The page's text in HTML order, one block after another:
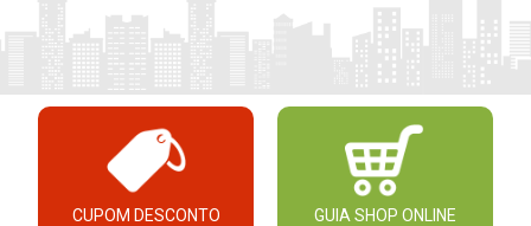
CUPOM DESCONTO GUIA SHOP ONLINE